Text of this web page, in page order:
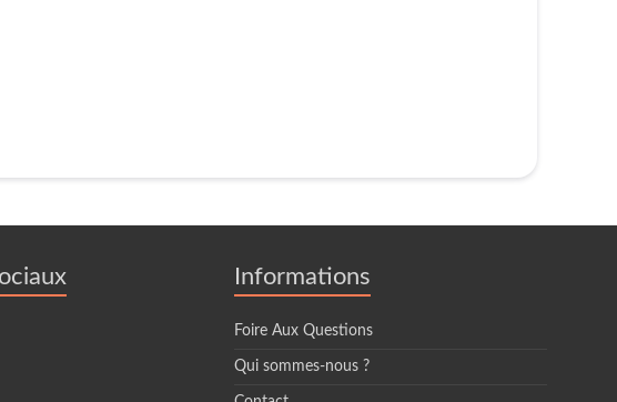
Informations
Foire Aux Questions
Qui sommes-nous ?